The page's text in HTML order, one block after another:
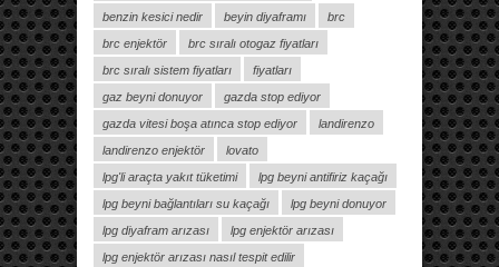
benzin kesici nedir
beyin diyaframı
brc
brc enjektör
brc sıralı otogaz fiyatları
brc sıralı sistem fiyatları
fiyatları
gaz beyni donuyor
gazda stop ediyor
gazda vitesi boşa atınca stop ediyor
landirenzo
landirenzo enjektör
lovato
lpg'li araçta yakıt tüketimi
lpg beyni antifiriz kaçağı
lpg beyni bağlantıları su kaçağı
lpg beyni donuyor
lpg diyafram arızası
lpg enjektör arızası
lpg enjektör arızası nasıl tespit edilir